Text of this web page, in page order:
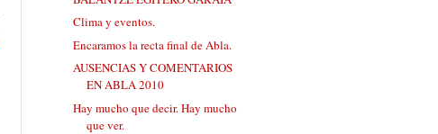
Clima y eventos.
Encaramos la recta final de Abla.
AUSENCIAS Y COMENTARIOS
EN ABLA 2010
Hay mucho que decir. Hay mucho
que ver.